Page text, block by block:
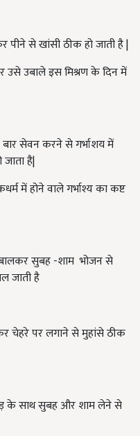
पीने से खांसी ठीक हो जाती है |
उसे उबाले इस मिश्रण के दिन में
बार सेवन करने से गर्भाशय में
है|
में होने वाले गर्भाश्य का कष्ट
सुबह -शाम भोजन से
जाती है
चेहरे पर लगाने से मुहांसे ठीक
के साथ सुबह और शाम लेने से